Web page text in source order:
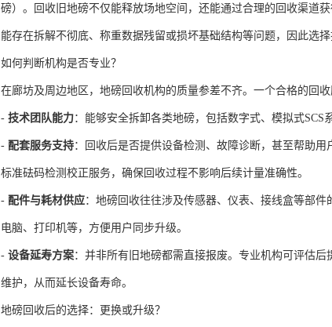
磅）。回收旧地磅不仅能释放场地空间，还能通过合理的回收渠道
能存在拆解不彻底、称重数据残留或损坏基础结构等问题，因此选择
如何判断机构是否专业？
在廊坊及周边地区，地磅回收机构的质量参差不齐。一个合格的回收
- 技术团队能力：能够安全拆卸各类地磅，包括数字式、模拟式SCS
- 配套服务支持：回收后是否提供设备检测、故障诊断，甚至帮助
标准砝码检测校正服务，确保回收过程不影响后续计量准确性。
- 配件与耗材供应：地磅回收往往涉及传感器、仪表、接线盒等部
电脑、打印机等，方便用户同步升级。
- 设备延寿方案：并非所有旧地磅都需直接报废。专业机构可评估
维护，从而延长设备寿命。
地磅回收后的选择：更换或升级？